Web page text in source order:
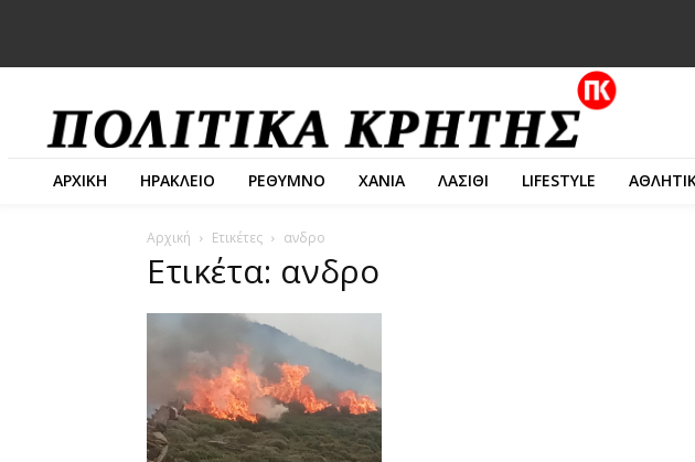
ΑΡΧΙΚΗ ΗΡΑΚΛΕΙΟ ΡΕΘΥΜΝΟ ΧΑΝΙΑ ΛΑΣΙΘΙ LIFESTYLE
Αρχική Ετικέτες ανδρο
Ετικέτα: ανδρο